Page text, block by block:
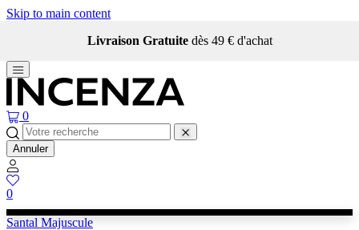
Skip to main content
Livraison Gratuite dès 49 € d'achat
0
Annuler
0
Santal Majuscule